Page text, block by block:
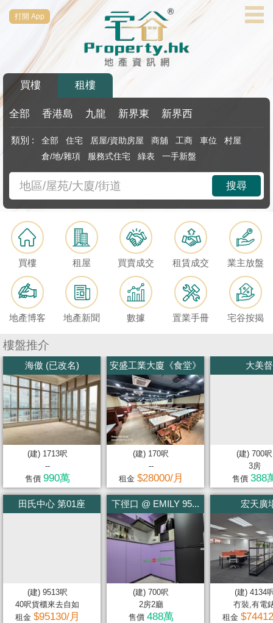
代
理
搵
樓/
交
業
主
盤
宅
谷
按
揭
地
產
博
客
地
產
新
據
公
冊
打開 App
買樓 租樓
全部 香港島 九龍 新界東 新界西
類別 : 全部 住宅 居屋/資助房屋 商舖 工商 車位
村屋
倉/地/雜項
服務式住宅 綠表 一手新盤
搜尋
買樓 租屋 買賣成交 租賃成交 業主放盤
地產博客 地產新聞 數據 置業手冊 宅谷按揭
樓盤推介
海傲 (已改名)
(建) 1713呎
--
售價 990萬
田氏中心 第01座
(建) 9513呎
40呎貨櫃來去自如
租金 $95130/月
安盛工業大廈《食堂》
(建) 170呎
--
租金 $28000/月
下徑口 @ EMILY 95...
(建) 700呎
2房2廳
售價 488萬
大美督
(建) 700呎
3房
售價 388
宏天廣
(建) 4134
冇裝,有電
租金